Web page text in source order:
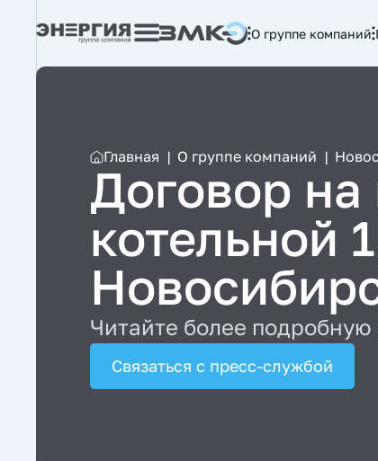
О группе компаний
Главная | О группе компаний |
Договор на
котельной
Читайте более
Связаться с пресс-службой